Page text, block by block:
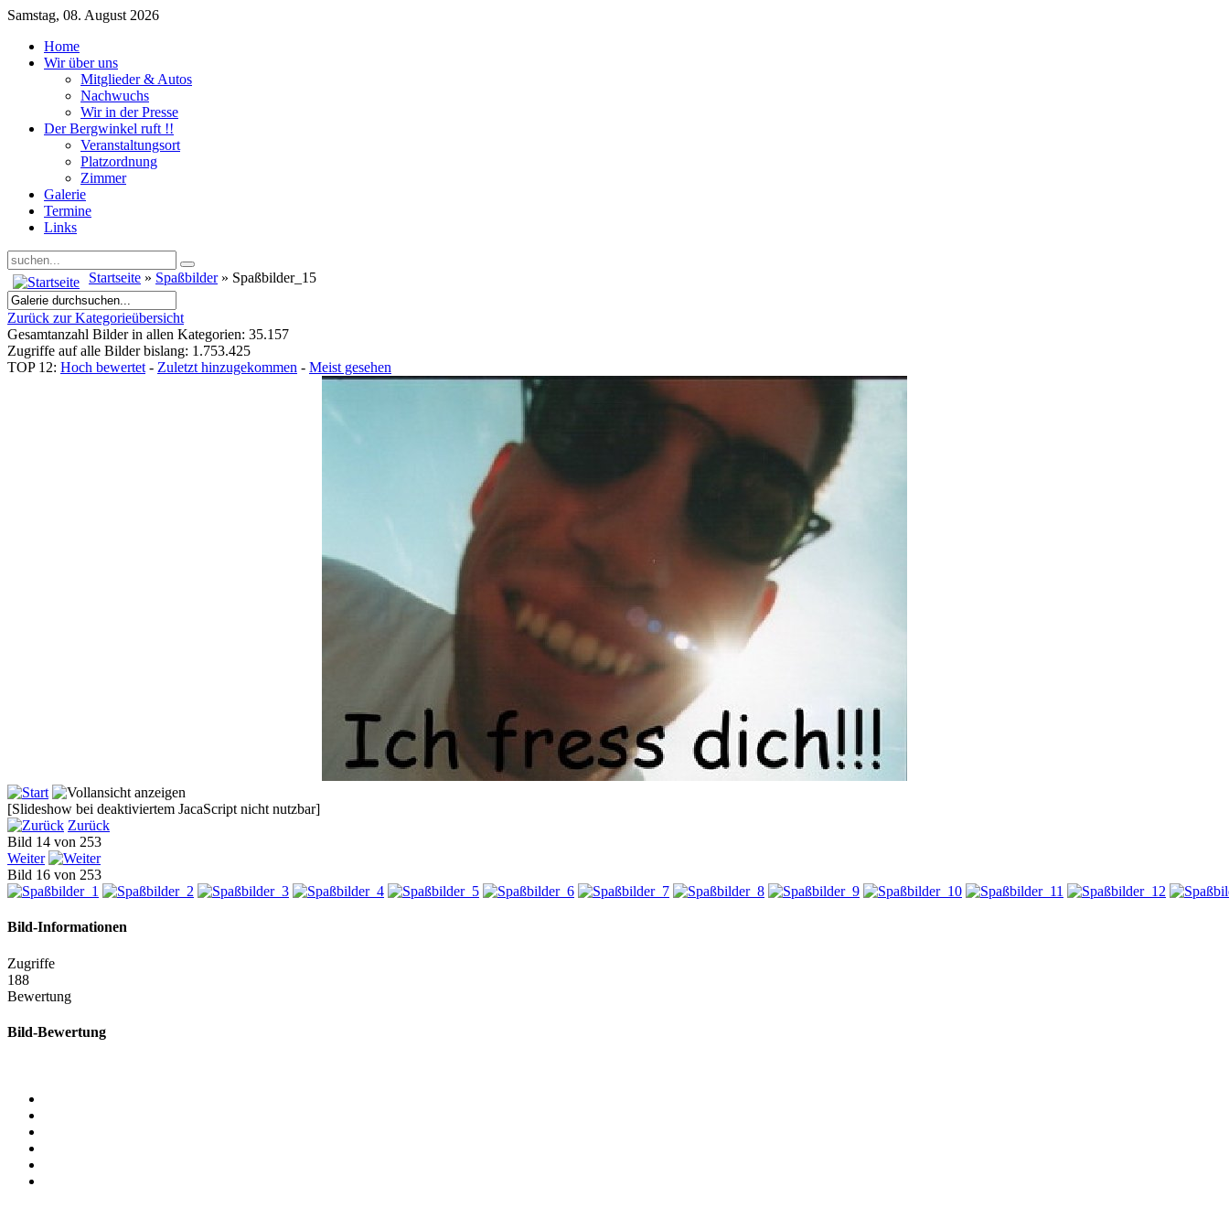
Samstag, 08. August 2026
Home
Wir über uns
Mitglieder & Autos
Nachwuchs
Wir in der Presse
Der Bergwinkel ruft !!
Veranstaltungsort
Platzordnung
Zimmer
Galerie
Termine
Links
Startseite » Spaßbilder» Spaßbilder_15
Zurück zur Kategorieübersicht
Gesamtanzahl Bilder in allen Kategorien: 35.157
Zugriffe auf alle Bilder bislang: 1.753.425
TOP 12: Hoch bewertet - Zuletzt hinzugekommen - Meist gesehen
[Slideshow bei deaktiviertem JacaScript nicht nutzbar]
Zurück
Bild 14 von 253
Weiter
Bild 16 von 253
Bild-Informationen
Zugriffe
188
Bewertung
Bild-Bewertung